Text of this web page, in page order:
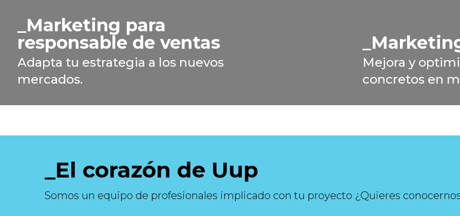
Marketing para
responsable de ventas
Adapta tu estrategia a los nuevos
mercados.
Mejora y
concretos en
El corazón de Uup
Somos un equipo de profesionales implicado con tu proyecto ¿Quieres